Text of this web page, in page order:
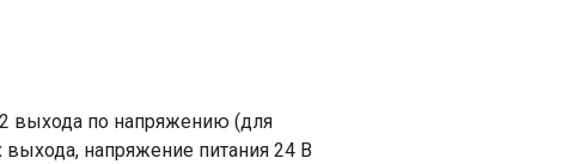
2 выхода по напряжению (для
напряжение питания 24 В